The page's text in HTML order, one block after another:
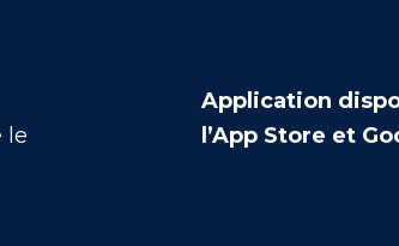
le
Application
l’App Store et